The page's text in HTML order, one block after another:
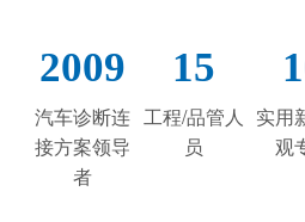
理疗仪器连接线
通用数据线
通讯数据线
设计开发
2009
汽车诊断连
接方案领导
者
15
工程/品管人
员
实用
观